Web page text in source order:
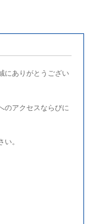
にありがとうござい
のアクセスならびに
。